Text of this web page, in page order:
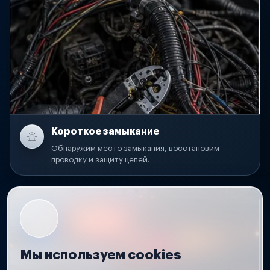
Короткое замыкание
Обнаружим место замыкания, восстановим
проводку и защиту цепей.
Мы используем cookies